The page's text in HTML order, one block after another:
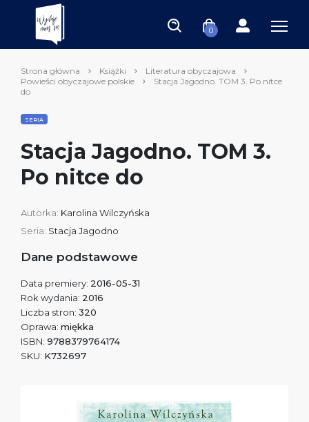
0
Strona główna Książki
Literatura obyczajowa
Powieści obyczajowe polskie
Stacja Jagodno. TOM 3. Po nitce
do
SERIA
Stacja Jagodno. TOM 3.
Po nitce do
Autorka: Karolina Wilczyńska
Seria: Stacja Jagodno
Dane podstawowe
Data premiery: 2016-05-31
Rok wydania: 2016
Liczba stron: 320
Oprawa: miękka
ISBN: 9788379764174
SKU: K732697